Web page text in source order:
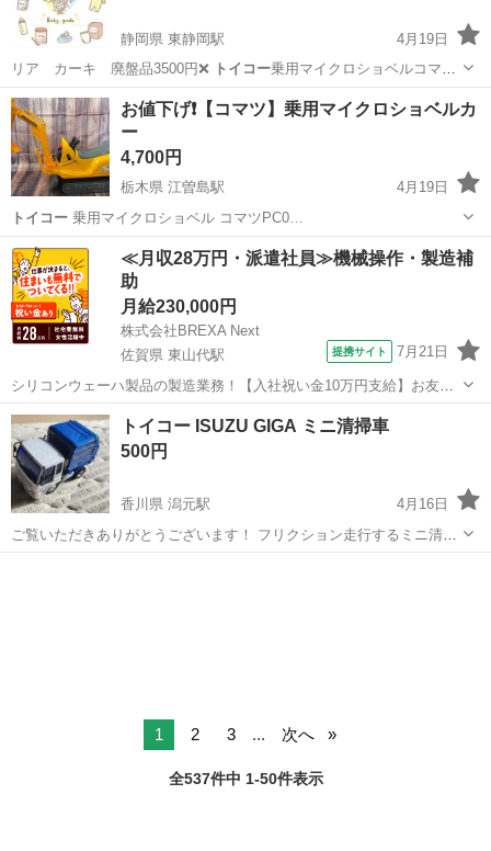
静岡県 東静岡駅
4月19日
リア カーキ 廃盤品3500円❌️
トイコー乗用マイクロショベルコマツ
3200円…
静岡 静岡市 東静岡駅 子供用品 ベビーバス
お値下げ❗️【コマツ】乗用マイクロショベルカ
ー
4,700円
栃木県 江曽島駅
4月19日
トイコー乗用マイクロショベル コマツPC0…
栃木 宇都宮市 江曽島駅 ベビー用品 コマツ
≪月収28万円・派遣社員≫機械操作・製造補
助
月給230,000円
株式会社BREXA Next
佐賀県 東山代駅
提携サイト 7月21日
シリコンウェーハ製品の製造業務！【入社祝い金10万円支給】お友達
やカップルとの応募OK◎年間休日129日＆休出なしでプライベート充
実♪業務はクリーンルームで快適作業◎自社正社員登用制度あり★1食
300円～の格安食堂あり！《佐...
佐賀 伊万里市
トイコー ISUZU GIGA ミニ清掃車
500円
香川県 潟元駅
4月16日
ご覧いただきありがとうございます！ フリクション走行するミニ清掃
車で、荷台のフタが開閉し、ボタンを押すと荷台が斜めに傾きます。
1 2 3 ... 次へ
全537件中 1-50件表示